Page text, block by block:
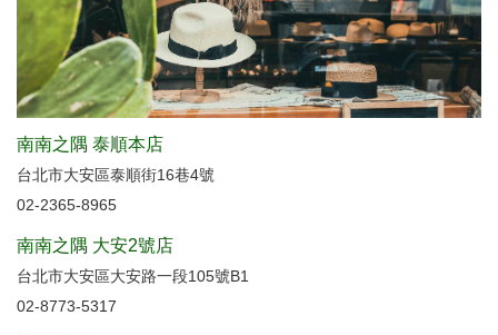
南南之隅 泰順本店
台北市大安區泰順街16巷4號
02-2365-8965
南南之隅 大安2號店
台北市大安區大安路一段105號B1
02-8773-5317